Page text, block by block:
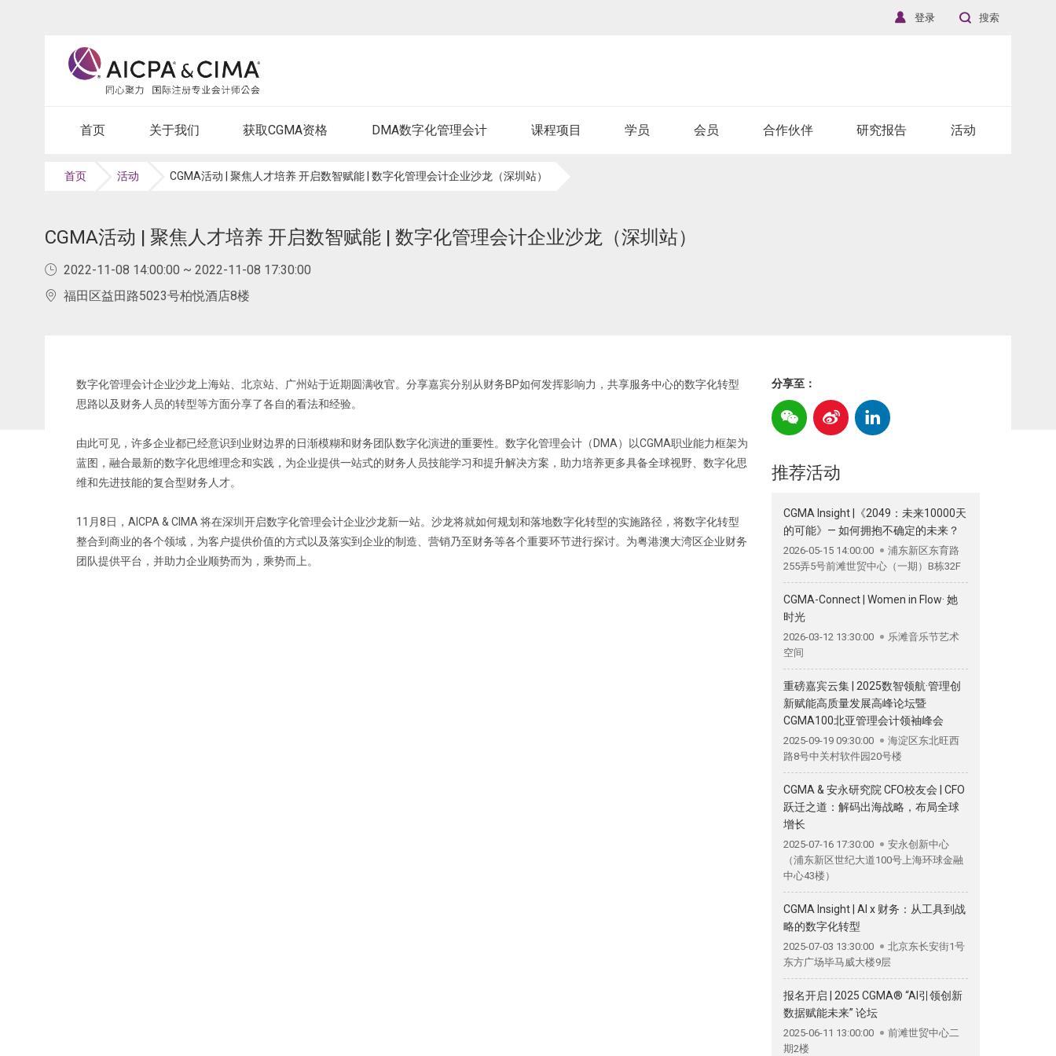
登录 搜索
首页 关于我们 获取CGMA资格 DMA数字化管理会计 课程项目 学员 会员 合作伙伴 研究报告 活动
首页 活动 CGMA活动 | 聚焦人才培养 开启数智赋能 | 数字化管理会计企业沙龙（深圳站）
CGMA活动 | 聚焦人才培养 开启数智赋能 | 数字化管理会计企业沙龙（深圳站）
2022-11-08 14:00:00 ~ 2022-11-08 17:30:00
福田区益田路5023号柏悦酒店8楼
数字化管理会计企业沙龙上海站、北京站、广州站于近期圆满收官。分享嘉宾分别从财务BP如何发挥影响力，共享服务中心的数字化转型
思路以及财务人员的转型等方面分享了各自的看法和经验。
由此可见，许多企业都已经意识到业财边界的日渐模糊和财务团队数字化演进的重要性。数字化管理会计（DMA）以CGMA职业能力框架为
蓝图，融合最新的数字化思维理念和实践，为企业提供一站式的财务人员技能学习和提升解决方案，助力培养更多具备全球视野、数字化思
维和先进技能的复合型财务人才。
11月8日，AICPA & CIMA 将在深圳开启数字化管理会计企业沙龙新一站。沙龙将就如何规划和落地数字化转型的实施路径，将数字化转型
整合到商业的各个领域，为客户提供价值的方式以及落实到企业的制造、营销乃至财务等各个重要环节进行探讨。为粤港澳大湾区企业财务
团队提供平台，并助力企业顺势而为，乘势而上。
分享至：
推荐活动
CGMA Insight |《2049：未来10000天
的可能》— 如何拥抱不确定的未来？
2026-05-15 14:00:00
浦东新区东育路
255弄5号前滩世贸中心（一期）B栋32F
CGMA-Connect | Women in Flow· 她
时光
2026-03-12 13:30:00
乐滩音乐节艺术
空间
重磅嘉宾云集 | 2025数智领航·管理创
新赋能高质量发展高峰论坛暨
CGMA100北亚管理会计领袖峰会
2025-09-19 09:30:00
海淀区东北旺西
路8号中关村软件园20号楼
CGMA & 安永研究院 CFO校友会 | CFO
跃迁之道：解码出海战略，布局全球
增长
2025-07-16 17:30:00
安永创新中心
（浦东新区世纪大道100号上海环球金融
中心43楼）
CGMA Insight | AI x 财务：从工具到战
略的数字化转型
2025-07-03 13:30:00
北京东长安街1号
东方广场毕马威大楼9层
报名开启 | 2025 CGMA® “AI引领创新
数据赋能未来” 论坛
2025-06-11 13:00:00
前滩世贸中心二
期2楼